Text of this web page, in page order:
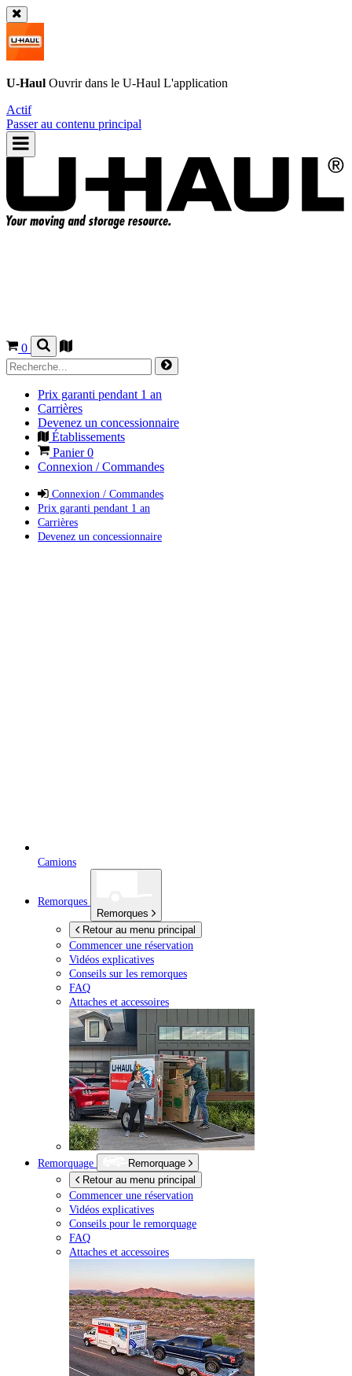
U-Haul Ouvrir dans le U-Haul L'application
Actif
Passer au contenu principal
0
Prix garanti pendant 1 an
Carrières
Devenez un concessionnaire
Établissements
Panier0
Connexion / Commandes
Connexion / Commandes
Prix garanti pendant 1 an
Carrières
Devenez un concessionnaire
Camions
Remorques
Remorques
Retour au menu principal
Commencer une réservation
Vidéos explicatives
Conseils sur les remorques
FAQ
Attaches et accessoires
Remorquage
Remorquage
Retour au menu principal
Commencer une réservation
Vidéos explicatives
Conseils pour le remorquage
FAQ
Attaches et accessoires